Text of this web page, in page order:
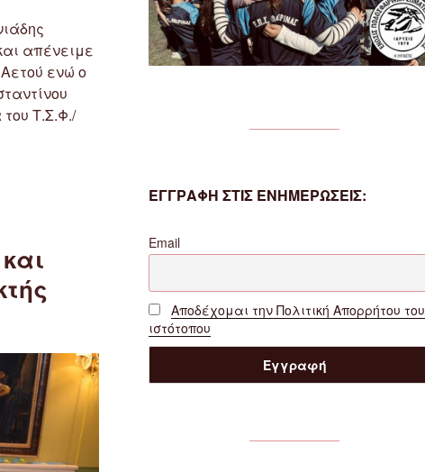
απένειμε
ενώ ο
Τ.Σ.Φ./
ΕΓΓΡΑΦΗ ΣΤΙΣ ΕΝΗΜΕΡΩΣΕΙΣ:
Email
Αποδέχομαι την Πολιτική Απορρήτου του
ιστότοπου